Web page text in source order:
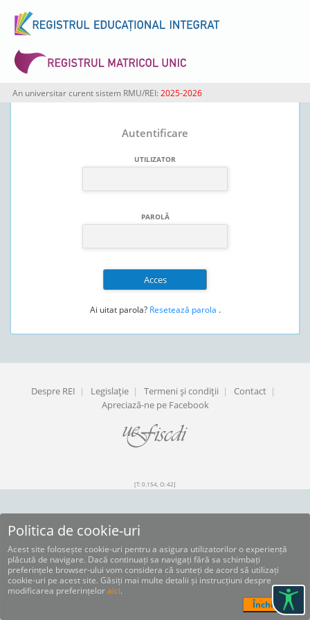
An universitar curent sistem RMU/REI: 2025-2026
Autentificare
UTILIZATOR
PAROLĂ
Ai uitat parola? Resetează parola .
Despre REI | Legislaţie | Termeni şi condiţii | Contact |
Apreciază-ne pe Facebook
[T: 0.154, O: 42]
Politica de cookie-uri
Acest site folosește cookie-uri pentru a asigura utilizatorilor o experiență
plăcută de navigare. Dacă continuați sa navigați fără sa schimbați
preferințele browser-ului vom considera că sunteți de acord să utilizați
cookie-uri pe acest site. Găsiți mai multe detalii și instrucțiuni despre
modificarea preferințeloraici.